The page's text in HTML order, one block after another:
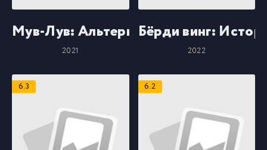
Мув-Лув: Альтернатива
2021
Бёрди винг:
2022
6.3 6.2